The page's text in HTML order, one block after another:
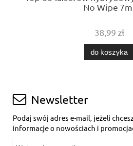
No Wipe
38,99 zł
do koszyka
Newsletter
Podaj swój adres e-mail, jeżeli
informacje o nowościach i